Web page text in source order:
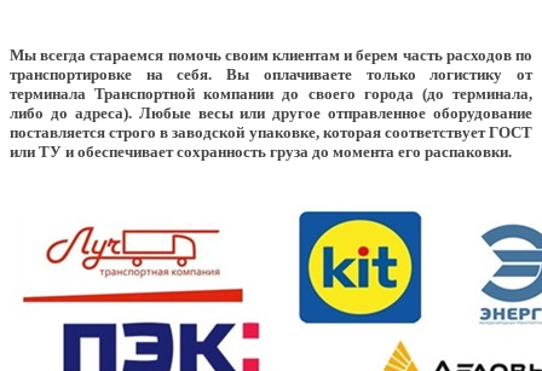
Мы всегда стараемся помочь своим клиентам и берем часть расходов по
транспортировке на себя. Вы оплачиваете только логистику от
терминала Транспортной компании до своего города (до терминала,
либо до адреса). Любые весы или другое отправленное оборудование
поставляется строго в заводской упаковке, которая соответствует ГОСТ
или ТУ и обеспечивает сохранность груза до момента его распаковки.